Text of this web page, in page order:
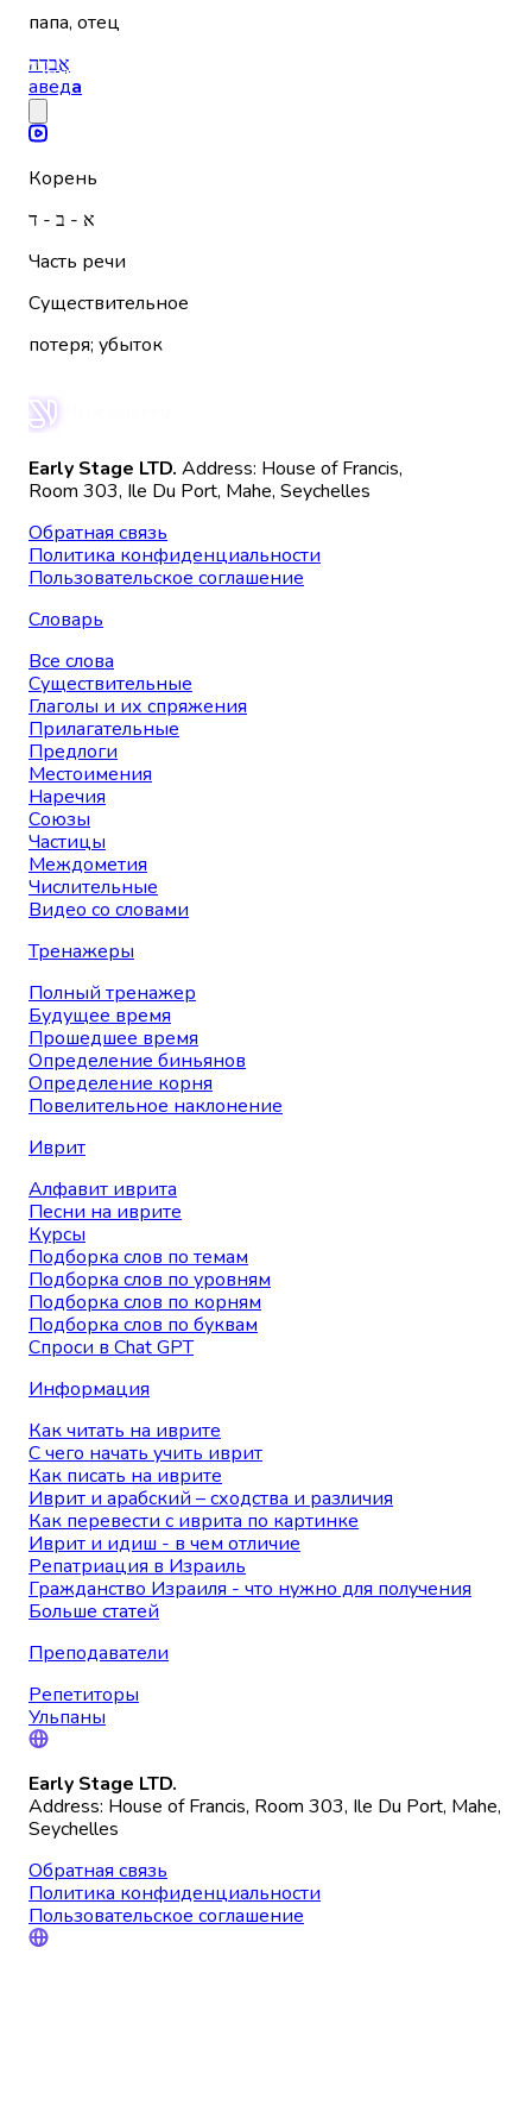
папа, отец
אֲבֵדָה
аведа
Корень
א - ב - ד
Часть речи
Существительное
потеря; убыток
Early Stage LTD. Address: House of Francis,
Room 303, Ile Du Port, Mahe, Seychelles
Обратная связь
Политика конфиденциальности
Пользовательское соглашение
Словарь
Все слова
Существительные
Глаголы и их спряжения
Прилагательные
Предлоги
Местоимения
Наречия
Союзы
Частицы
Междометия
Числительные
Видео со словами
Тренажеры
Полный тренажер
Будущее время
Прошедшее время
Определение биньянов
Определение корня
Повелительное наклонение
Иврит
Алфавит иврита
Песни на иврите
Курсы
Подборка слов по темам
Подборка слов по уровням
Подборка слов по корням
Подборка слов по буквам
Спроси в Chat GPT
Информация
Как читать на иврите
С чего начать учить иврит
Как писать на иврите
Иврит и арабский – сходства и различия
Как перевести с иврита по картинке
Иврит и идиш - в чем отличие
Репатриация в Израиль
Гражданство Израиля - что нужно для получения
Больше статей
Преподаватели
Репетиторы
Ульпаны
Early Stage LTD.
Address: House of Francis, Room 303, Ile Du Port, Mahe,
Seychelles
Обратная связь
Политика конфиденциальности
Пользовательское соглашение